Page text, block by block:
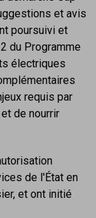
et avis
poursuivi et
du Programme
électriques
requis par
de nourrir
de l'État en
et ont initié